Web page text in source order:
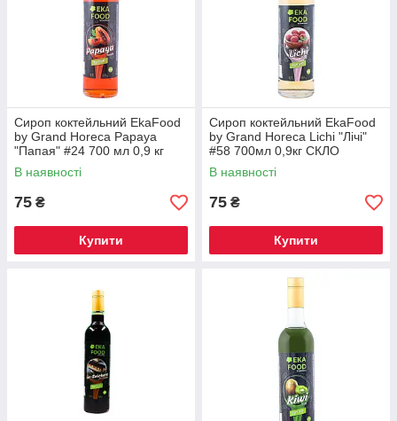
Сироп коктейльний EkaFood
by Grand Horeca Papaya
"Папая" #24 700 мл 0,9 кг
СКЛО
В наявності
75 ₴
Купити
Сироп коктейльний EkaFood
by Grand Horeca Lichi "Лічі"
#58 700мл 0,9кг СКЛО
В наявності
75 ₴
Купити